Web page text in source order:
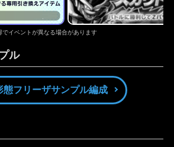
イベントが異なる場合があります
ル
態フリーザサンプル編成